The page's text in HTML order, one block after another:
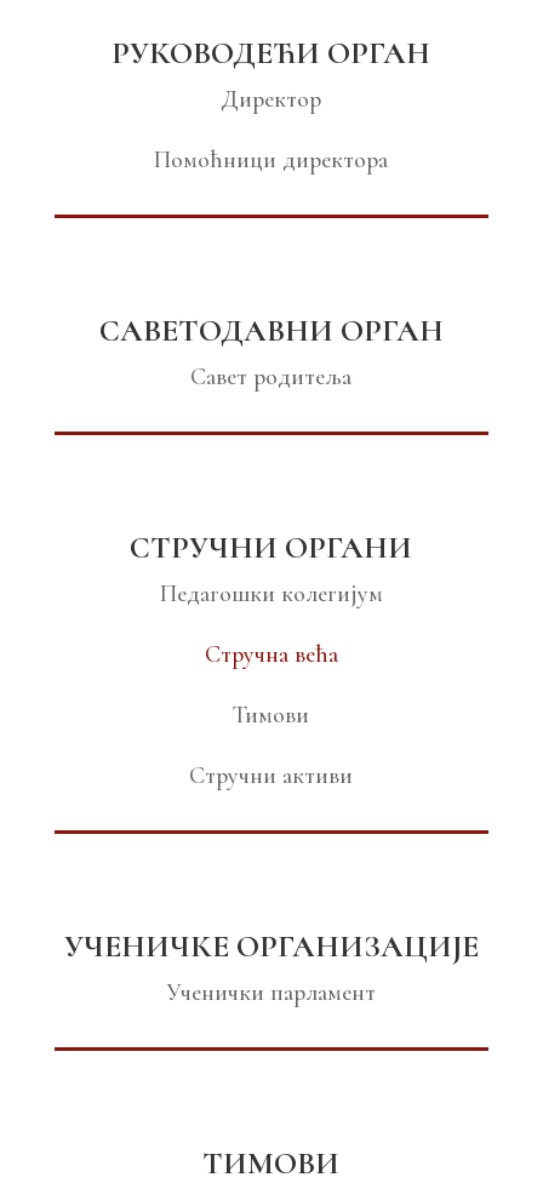
РУКОВОДЕЋИ ОРГАН
Директор
Помоћници директора
САВЕТОДАВНИ ОРГАН
Савет родитеља
СТРУЧНИ ОРГАНИ
Педагошки колегијум
Стручна већа
Тимови
Стручни активи
УЧЕНИЧКЕ ОРГАНИЗАЦИЈЕ
Ученички парламент
ТИМОВИ